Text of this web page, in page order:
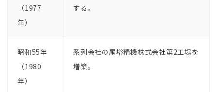
（1977
年）
する。
昭和55年
（1980
年）
系列会社の尾﨏精機株式会社第2⼯場を
増築。